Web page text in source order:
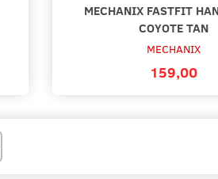
MECHANIX FASTFIT
COYOTE TAN
MECHANIX
159,00